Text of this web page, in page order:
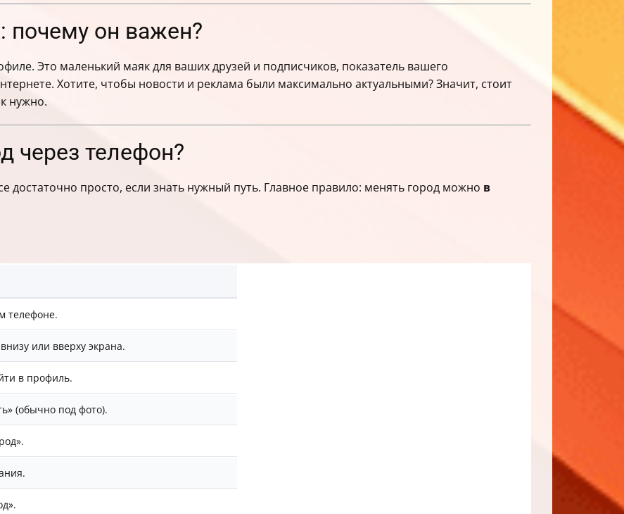
почему он важен?
Это маленький маяк для ваших друзей и подписчиков, показатель вашего
Хотите, чтобы новости и реклама были максимально актуальными? Значит, стоит
нужно.
через телефон?
просто, если знать нужный путь. Главное правило: менять город можно в
телефоне.
или вверху экрана.
в профиль.
(обычно под фото).